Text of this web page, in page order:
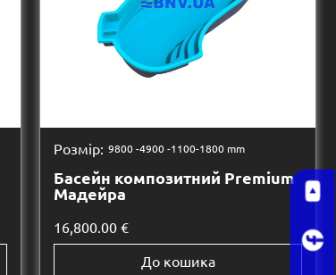
Розмір: 9800 -4900 -1100-1800 mm
Басейн композитний Premium
Мадейра
16,800.00 €
До кошика